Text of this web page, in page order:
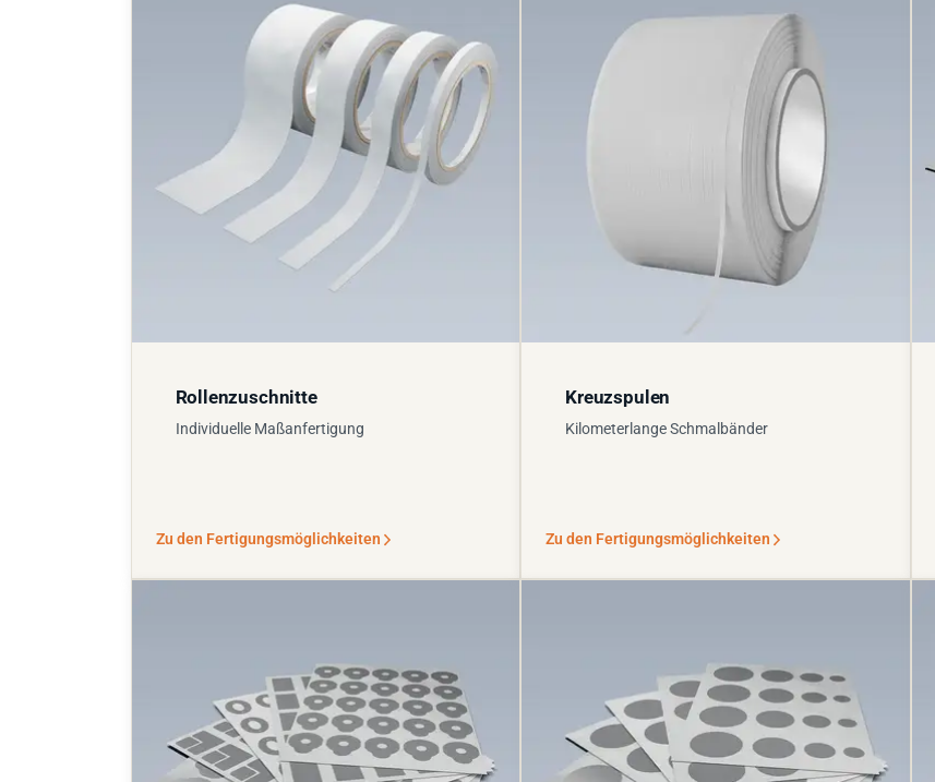
Rollenzuschnitte
Individuelle Maßanfertigung
Zu den Fertigungsmöglichkeiten
Kreuzspulen
Kilometerlange Schmalbänder
Zu den Fertigungsmöglichkeiten